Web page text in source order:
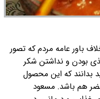
باور عامه مردم که تصور
بودن و نداشتن شکر
بدانند که این محصول
هم باشد. مسعود